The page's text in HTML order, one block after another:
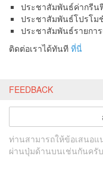
ประชาสัมพันธ์ค่ากรีน
ประชาสัมพันธ์โปรโม
ประชาสัมพันธ์รายกา
ติดต่อเราได้ทันที ที่นี่
FEEDBACK
ท่านสามารถให้ข้อเสนอแ
ผ่านปุ่มด้านบนเช่นกันครั